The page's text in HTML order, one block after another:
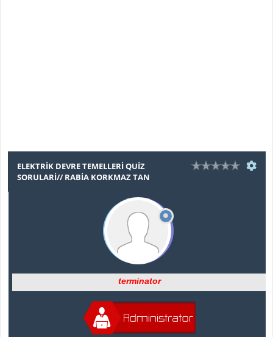
ELEKTRIK DEVRE TEMELLERI QUIZ
SORULARI// RABIA KORKMAZ TAN
terminator